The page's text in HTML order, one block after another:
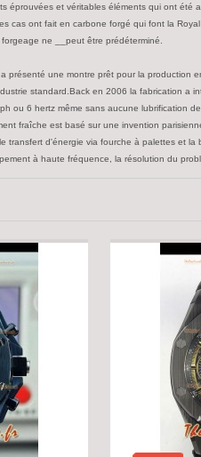
éprouvées et véritables éléments qui ont
cas ont fait en carbone forgé qui font la
ne __peut être prédéterminé.
présenté une montre prêt pour la
standard.Back en 2006 la fabrication a
ou 6 hertz même sans aucune lubrification
fraîche est basé sur une invention
transfert d'énergie via fourche à palettes et
à haute fréquence, la résolution du